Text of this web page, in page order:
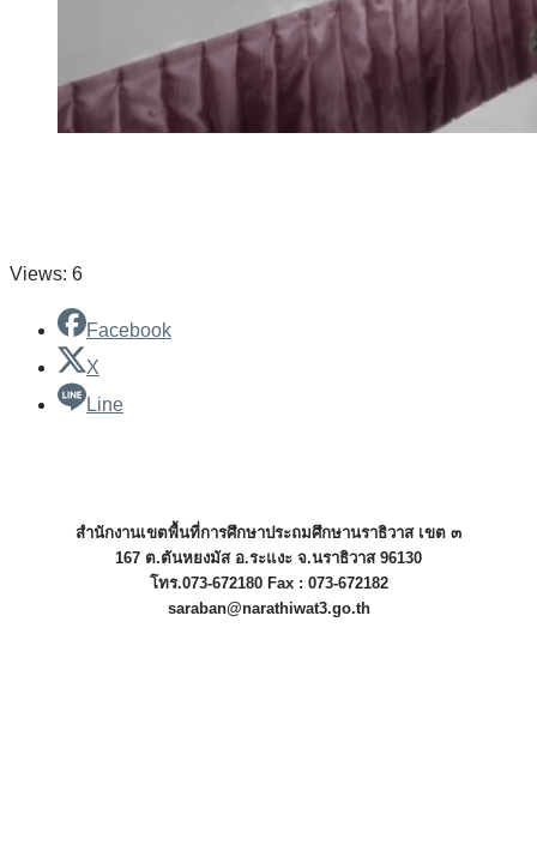
Views: 6
Facebook
X
Line
สำนักงานเขตพื้นที่การศึกษาประถมศึกษานราธิวาส เขต ๓
167 ต.ตันหยงมัส อ.ระแงะ จ.นราธิวาส 96130
โทร.073-672180 Fax : 073-672182
saraban@narathiwat3.go.th